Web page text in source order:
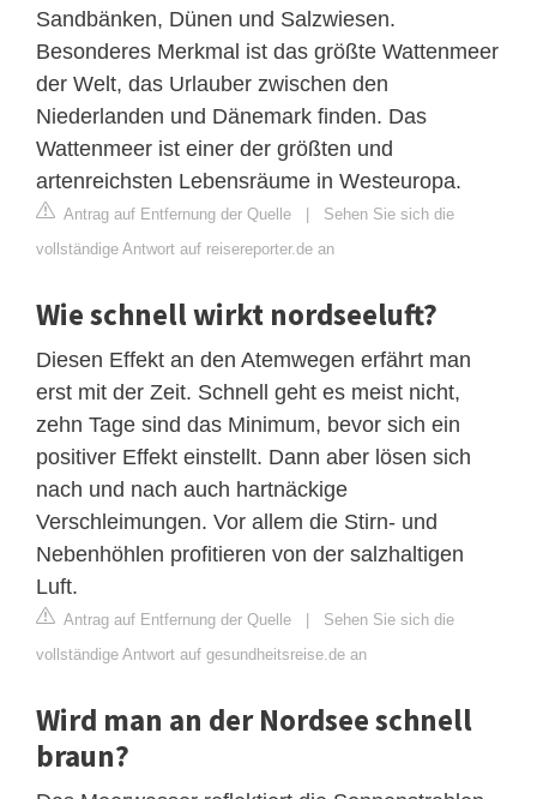
Sandbänken, Dünen und Salzwiesen.
Besonderes Merkmal ist das größte Wattenmeer
der Welt, das Urlauber zwischen den
Niederlanden und Dänemark finden. Das
Wattenmeer ist einer der größten und
artenreichsten Lebensräume in Westeuropa.
Antrag auf Entfernung der Quelle | Sehen Sie sich die
vollständige Antwort auf reisereporter.de an
Wie schnell wirkt nordseeluft?
Diesen Effekt an den Atemwegen erfährt man
erst mit der Zeit. Schnell geht es meist nicht,
zehn Tage sind das Minimum, bevor sich ein
positiver Effekt einstellt. Dann aber lösen sich
nach und nach auch hartnäckige
Verschleimungen. Vor allem die Stirn- und
Nebenhöhlen profitieren von der salzhaltigen
Luft.
Antrag auf Entfernung der Quelle | Sehen Sie sich die
vollständige Antwort auf gesundheitsreise.de an
Wird man an der Nordsee schnell
braun?